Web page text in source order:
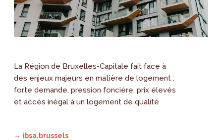
La Région de Bruxelles-Capitale fait face à
des enjeux majeurs en matière de logement :
forte demande, pression foncière, prix élevés
et accès inégal à un logement de qualité
→ ibsa.brussels